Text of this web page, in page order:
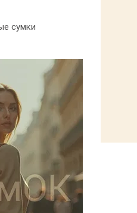
сумки